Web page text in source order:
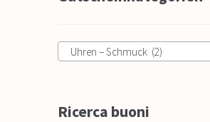
Uhren – Schmuck (2)
Ricerca buoni